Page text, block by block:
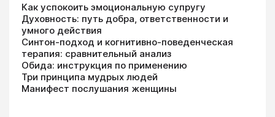
Как успокоить эмоциональную супругу
Духовность: путь добра, ответственности и
умного действия
Синтон-подход и когнитивно-поведенческая
терапия: сравнительный анализ
Обида: инструкция по применению
Три принципа мудрых людей
Манифест послушания женщины